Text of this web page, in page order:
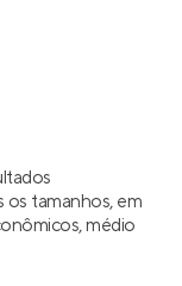
tamanhos, em
médio